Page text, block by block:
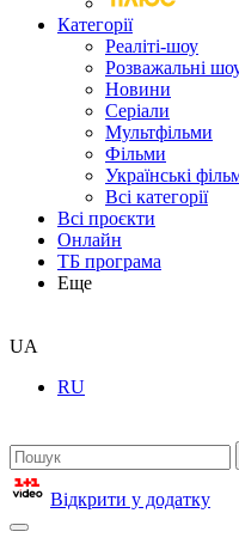
Категорії
Реаліті-шоу
Розважальні
Новини
Серіали
Мультфільми
Фільми
Українські
Всі категорії
Всі проєкти
Онлайн
ТБ програма
Еще
UA
RU
Відкрити у додатку